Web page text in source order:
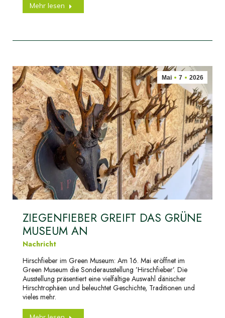
Mehr lesen
Mai 7 2026
ZIEGENFIEBER GREIFT DAS GRÜNE
MUSEUM AN
Nachricht
Hirschfieber im Green Museum: Am 16. Mai eröffnet im
Green Museum die Sonderausstellung ’Hirschfieber’. Die
Ausstellung präsentiert eine vielfältige Auswahl dänischer
Hirschtrophäen und beleuchtet Geschichte, Traditionen und
vieles mehr.